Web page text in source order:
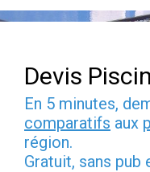
Devis
En 5 minutes,
comparatifs aux
région.
Gratuit, sans pub